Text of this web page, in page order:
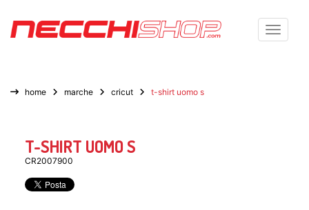
Toggle
home marche cricut t-shirt uomo s
T-SHIRT UOMO S
CR2007900